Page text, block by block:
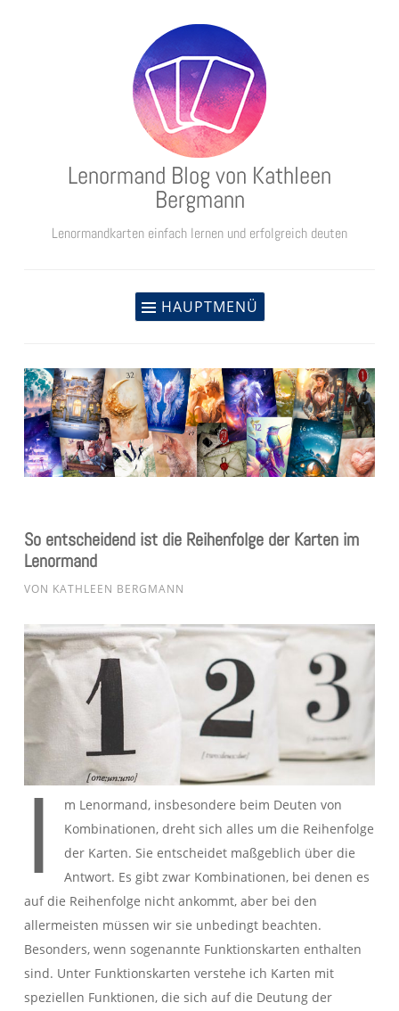
Lenormand Blog von Kathleen
Bergmann
Lenormandkarten einfach lernen und erfolgreich deuten
HAUPTMENÜ
So entscheidend ist die Reihenfolge der Karten im
Lenormand
VON KATHLEEN BERGMANN
I
m Lenormand, insbesondere beim Deuten von
Kombinationen, dreht sich alles um die Reihenfolge
der Karten. Sie entscheidet maßgeblich über die
Antwort. Es gibt zwar Kombinationen, bei denen es
auf die Reihenfolge nicht ankommt, aber bei den
allermeisten müssen wir sie unbedingt beachten.
Besonders, wenn sogenannte Funktionskarten enthalten
sind. Unter Funktionskarten verstehe ich Karten mit
speziellen Funktionen, die sich auf die Deutung der